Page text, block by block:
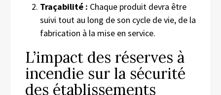
Traçabilité : Chaque produit devra être
suivi tout au long de son cycle de vie, de la
fabrication à la mise en service.
L’impact des réserves à
incendie sur la sécurité
des établissements